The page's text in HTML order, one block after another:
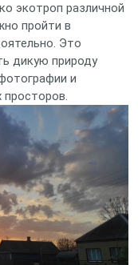
экотроп различной
пройти в
Это
дикую природу
и
просторов.